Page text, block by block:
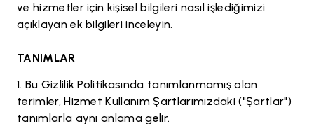
ve hizmetler için kişisel bilgileri nasıl işlediğimizi
açıklayan ek bilgileri inceleyin.
TANIMLAR
Bu Gizlilik Politikasında tanımlanmamış olan
terimler, Hizmet Kullanım Şartlarımızdaki ("Şartlar")
tanımlarla aynı anlama gelir.